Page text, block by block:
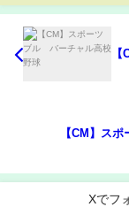
【CM】ス
Xでフ